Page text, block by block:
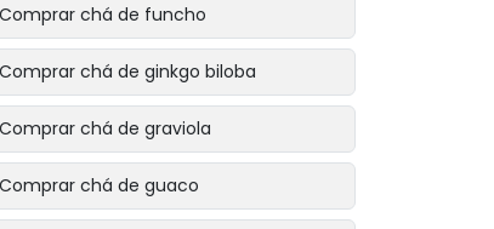
Comprar chá de funcho
Comprar chá de ginkgo biloba
Comprar chá de graviola
Comprar chá de guaco